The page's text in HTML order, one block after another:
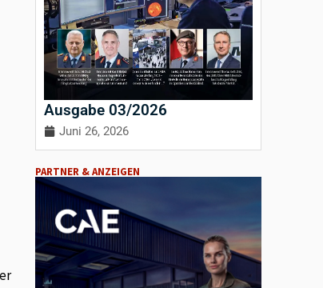
Ausgabe 03/2026
Juni 26, 2026
PARTNER & ANZEIGEN